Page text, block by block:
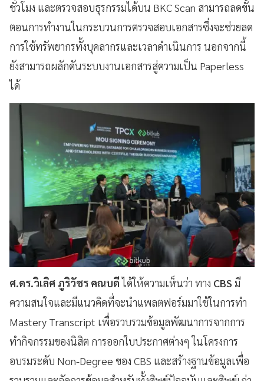
ชั่วโมง และตรวจสอบธุรกรรมได้บน BKC Scan สามารถลดขั้น
ตอนการทำงานในกระบวนการตรวจสอบเอกสารซึ่งจะช่วยลด
การใช้ทรัพยากรทั้งบุคลากรและเวลาดำเนินการ นอกจากนี้
ยังสามารถผลักดันระบบงานเอกสารสู่ความเป็น Paperless
ได้
ศ.ดร.วิเลิศ ภูริวัชร คณบดีได้ให้ความเห็นว่า ทาง CBS มี
ความสนใจและมีแนวคิดที่จะนำแพลตฟอร์มมาใช้ในการทำ
Mastery Transcript เพื่อรวบรวมข้อมูลพัฒนาการจากการ
ทำกิจกรรมของนิสิต การออกใบประกาศต่างๆ ในโครงการ
อบรมระดับ Non-Degree ของ CBS และสร้างฐานข้อมูลเพื่อ